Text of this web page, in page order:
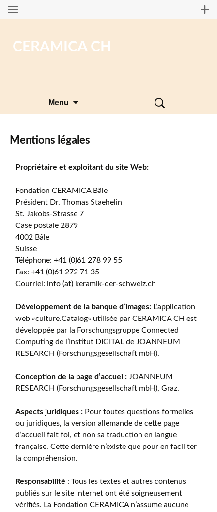
CERAMICA CH
Menu
Rechercher :
Mentions légales
Propriétaire et exploitant du site Web:
Fondation CERAMICA Bâle
Président Dr. Thomas Staehelin
St. Jakobs-Strasse 7
Case postale 2879
4002 Bâle
Suisse
Téléphone: +41 (0)61 278 99 55
Fax: +41 (0)61 272 71 35
Courriel: info (at) keramik-der-schweiz.ch
Développement de la banque d’images: L’application
web «culture.Catalog» utilisée par CERAMICA CH est
développée par la Forschungsgruppe Connected
Computing de l’Institut DIGITAL de JOANNEUM
RESEARCH (Forschungsgesellschaft mbH).
Conception de la page d’accueil: JOANNEUM
RESEARCH (Forschungsgesellschaft mbH), Graz.
Aspects juridiques : Pour toutes questions formelles
ou juridiques, la version allemande de cette page
d’accueil fait foi, et non sa traduction en langue
française. Cette dernière n’existe que pour en faciliter
la compréhension.
Responsabilité : Tous les textes et autres contenus
publiés sur le site internet ont été soigneusement
vérifiés. La Fondation CERAMICA n’assume aucune